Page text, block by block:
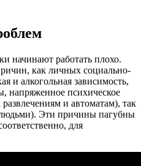
начинают работать плохо.
как личных социально-
и алкогольная зависимость,
напряженное психическое
и автоматам), так
Эти причины пагубны
для